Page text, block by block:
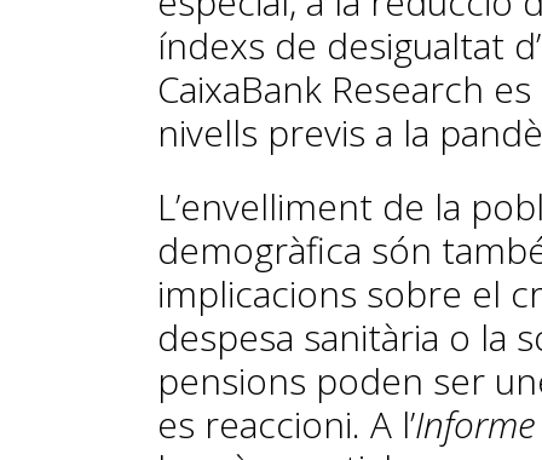
índexs de desigualtat
CaixaBank Research
nivells previs a la
L’envelliment de la
demogràfica són
implicacions sobre el
despesa sanitària o la
pensions poden ser
es reaccioni. A l’